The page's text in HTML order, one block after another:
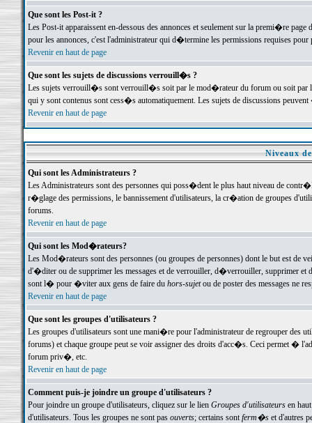
Que sont les Post-it ?
Les Post-it apparaissent en-dessous des annonces et seulement sur la premi�re
pour les annonces, c'est l'administrateur qui d�termine les permissions requises pour
Revenir en haut de page
Que sont les sujets de discussions verrouill�s ?
Les sujets verrouill�s sont verrouill�s soit par le mod�rateur du forum ou soit par
qui y sont contenus sont cess�s automatiquement. Les sujets de discussions
Revenir en haut de page
Niveaux
Qui sont les Administrateurs ?
Les Administrateurs sont des personnes qui poss�dent le plus haut niveau de
r�glage des permissions, le bannissement d'utilisateurs, la cr�ation de groupes
forums.
Revenir en haut de page
Qui sont les Mod�rateurs?
Les Mod�rateurs sont des personnes (ou groupes de personnes) dont le but est de
d'�diter ou de supprimer les messages et de verrouiller, d�verrouiller, supprimer
sont l� pour �viter aux gens de faire du hors-sujetou de poster des messages ne
Revenir en haut de page
Que sont les groupes d'utilisateurs ?
Les groupes d'utilisateurs sont une mani�re pour l'administrateur de regrouper des
forums) et chaque groupe peut se voir assigner des droits d'acc�s. Ceci permet
forum priv�, etc.
Revenir en haut de page
Comment puis-je joindre un groupe d'utilisateurs ?
Pour joindre un groupe d'utilisateurs, cliquez sur le lien Groupes d'utilisateursen haut
d'utilisateurs. Tous les groupes ne sont pas ouverts; certains sontferm�set d'autres